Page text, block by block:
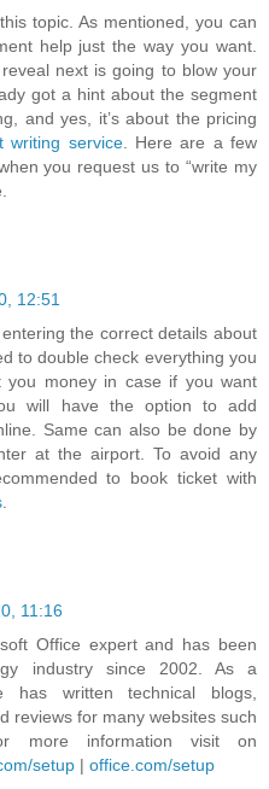
topic. As mentioned, you can
help just the way you want.
next is going to blow your
got a hint about the segment
and yes, it’s about the pricing
writing service. Here are a few
you request us to “write my
12:51
the correct details about
to double check everything you
you money in case if you want
will have the option to add
Same can also be done by
at the airport. To avoid any
to book ticket with
11:16
Office expert and has been
industry since 2002. As a
has written technical blogs,
reviews for many websites such
more information visit on
setup | office.com/setup